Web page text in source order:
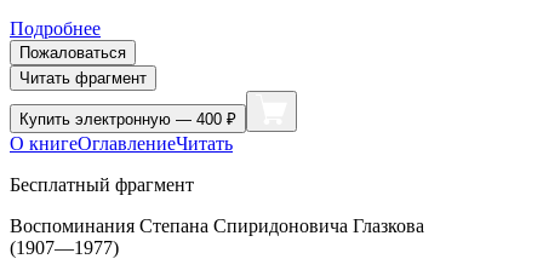
Подробнее
Пожаловаться
Читать фрагмент
Купить электронную — 400 ₽
О книгеОглавлениеЧитать
Бесплатный фрагмент
Воспоминания Степана Спиридоновича Глазкова
(1907—1977)